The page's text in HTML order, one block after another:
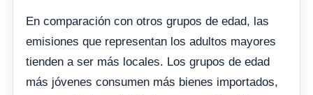
En comparación con otros grupos de edad, las
emisiones que representan los adultos mayores
tienden a ser más locales. Los grupos de edad
más jóvenes consumen más bienes importados,